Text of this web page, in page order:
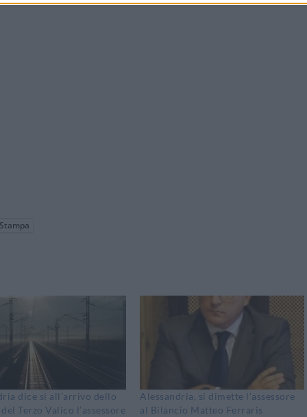
Stampa
dice si all’arrivo dello
Terzo Valico l’assessore
Alessandria, si dimette l’assessore
al Bilancio Matteo Ferraris